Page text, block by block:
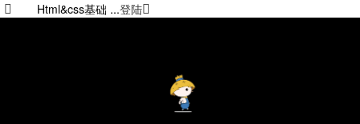
Html&css基础 ...登陆